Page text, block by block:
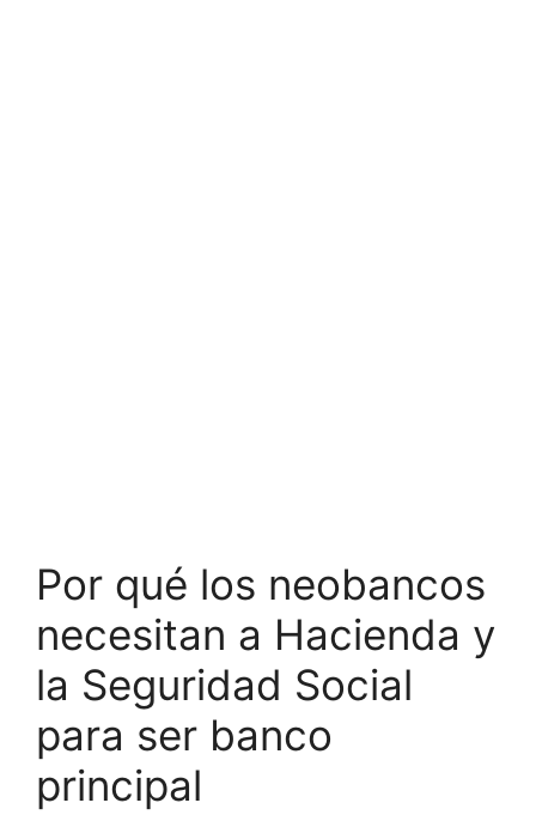
Por qué los neobancos
necesitan a Hacienda y
la Seguridad Social
para ser banco
principal